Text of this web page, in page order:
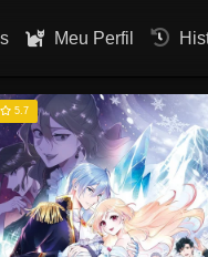
Meu Perfil
5.7